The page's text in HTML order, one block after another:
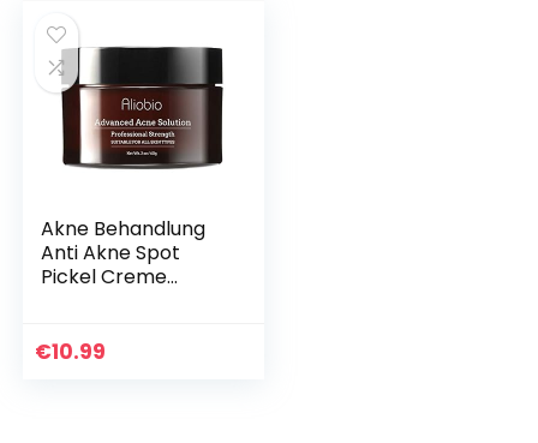
Akne Behandlung
Anti Akne Spot
Pickel Creme
Gesicht Akne
€10.99